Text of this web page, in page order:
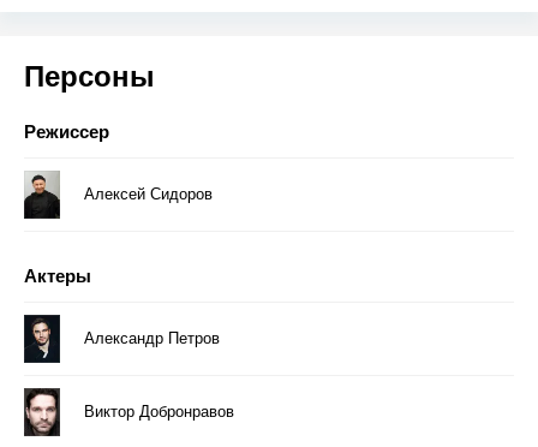
Персоны
Режиссер
Алексей Сидоров
Актеры
Александр Петров
Виктор Добронравов